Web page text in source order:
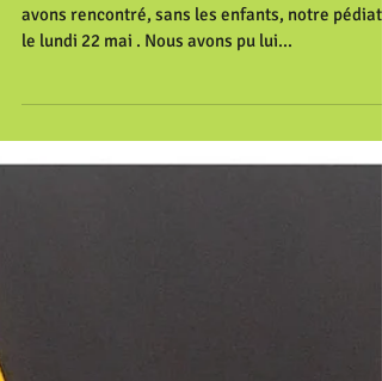
Comme indiqué dans un précédent article, nous
avons rencontré, sans les enfants, notre